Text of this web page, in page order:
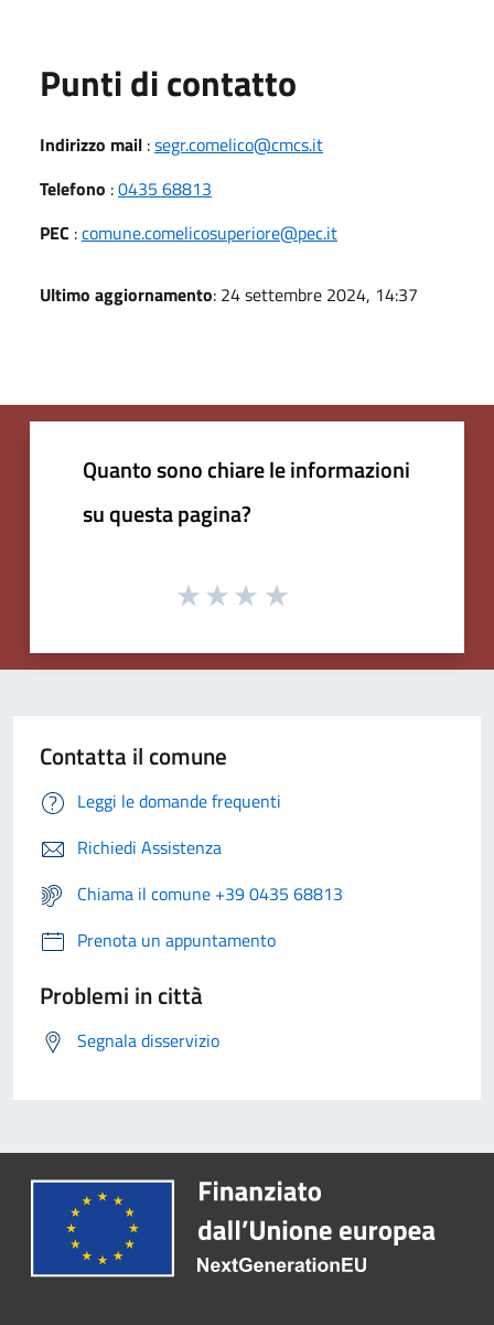
Punti di contatto
Indirizzo mail :segr.comelico@cmcs.it
Telefono :0435 68813
PEC :comune.comelicosuperiore@pec.it
Ultimo aggiornamento: 24 settembre 2024, 14:37
Quanto sono chiare le informazioni
su questa pagina?
Contatta il comune
Leggi le domande frequenti
Richiedi Assistenza
Chiama il comune +39 0435 68813
Prenota un appuntamento
Problemi in città
Segnala disservizio